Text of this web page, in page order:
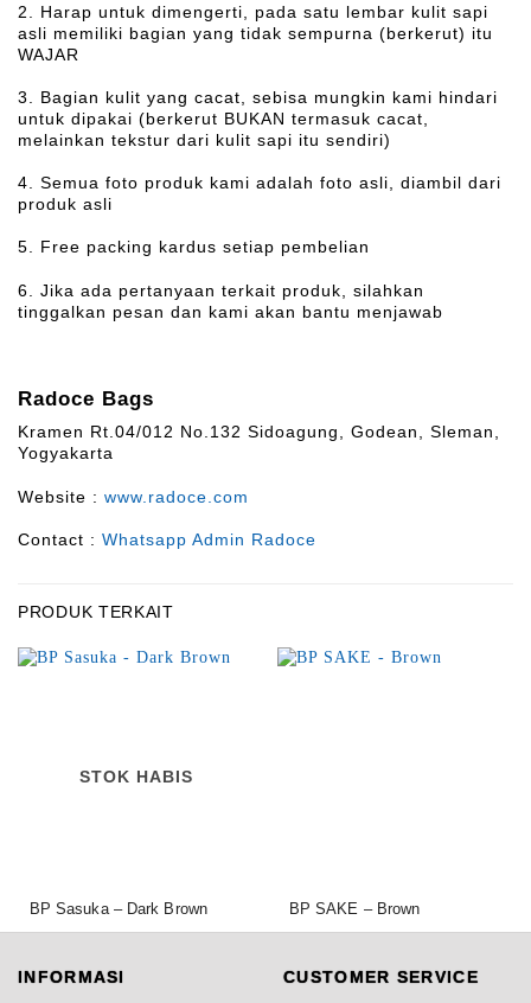
2. Harap untuk dimengerti, pada satu lembar kulit sapi
asli memiliki bagian yang tidak sempurna (berkerut) itu
WAJAR
3. Bagian kulit yang cacat, sebisa mungkin kami hindari
untuk dipakai (berkerut BUKAN termasuk cacat,
melainkan tekstur dari kulit sapi itu sendiri)
4. Semua foto produk kami adalah foto asli, diambil dari
produk asli
5. Free packing kardus setiap pembelian
6. Jika ada pertanyaan terkait produk, silahkan
tinggalkan pesan dan kami akan bantu menjawab
Radoce Bags
Kramen Rt.04/012 No.132 Sidoagung, Godean, Sleman,
Yogyakarta
Website : www.radoce.com
Contact : Whatsapp Admin Radoce
PRODUK TERKAIT
STOK HABIS
BP Sasuka – Dark Brown BP SAKE – Brown
INFORMASI
CUSTOMER SERVICE